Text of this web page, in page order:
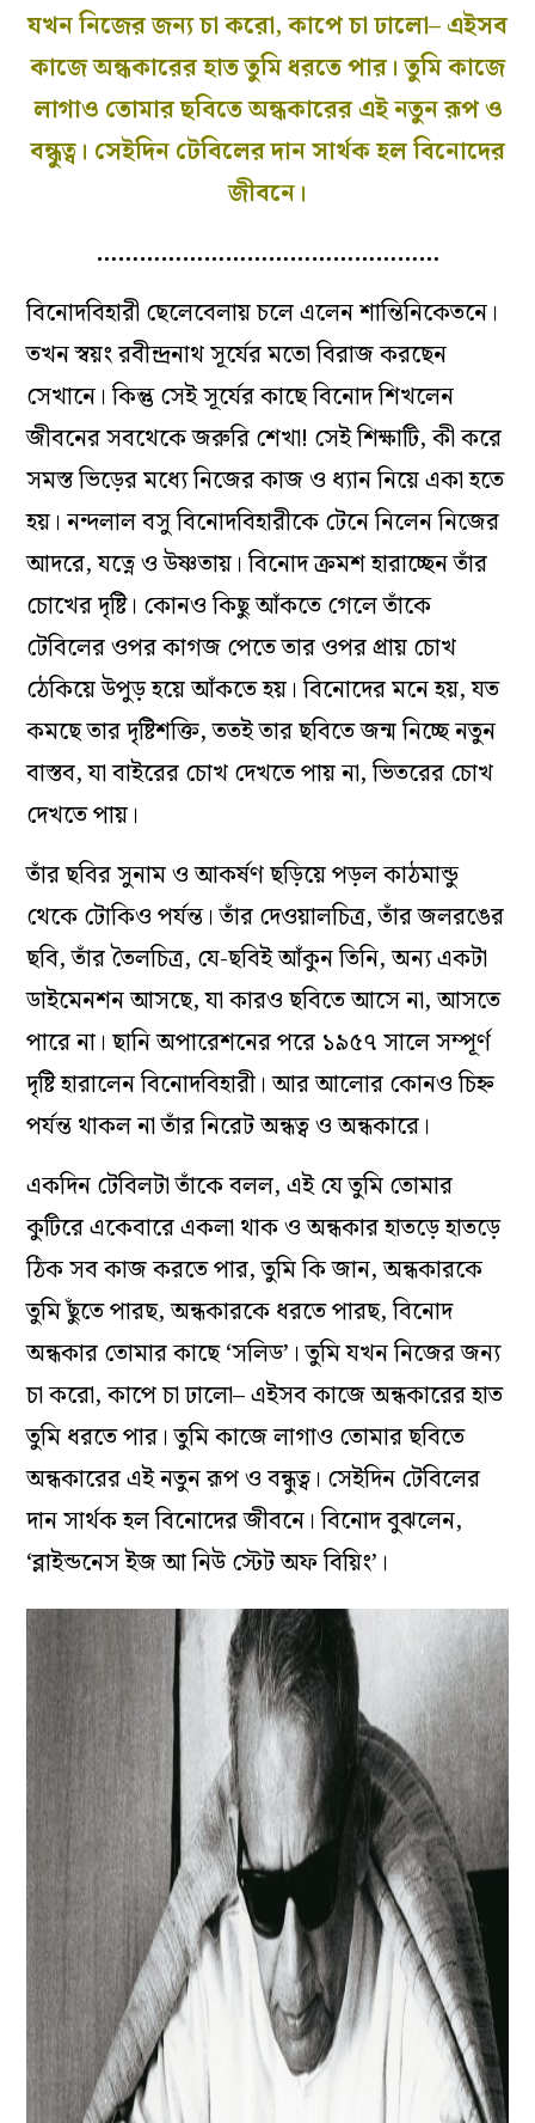
যখন নিজের জন‌্য চা করো, কাপে চা ঢালো– এইসব
কাজে অন্ধকারের হাত তুমি ধরতে পার। তুমি কাজে
লাগাও তোমার ছবিতে অন্ধকারের এই নতুন রূপ ও
বন্ধুত্ব। সেইদিন টেবিলের দান সার্থক হল বিনোদের
জীবনে।
…………………………………………
বিনোদবিহারী ছেলেবেলায় চলে এলেন শান্তিনিকেতনে।
তখন স্বয়ং রবীন্দ্রনাথ সূর্যের মতো বিরাজ করছেন
সেখানে। কিন্তু সেই সূর্যের কাছে বিনোদ শিখলেন
জীবনের সবথেকে জরুরি শেখা! সেই শিক্ষাটি, কী করে
সমস্ত ভিড়ের মধ‌্যে নিজের কাজ ও ধ‌্যান নিয়ে একা হতে
হয়। নন্দলাল বসু বিনোদবিহারীকে টেনে নিলেন নিজের
আদরে, যত্নে ও উষ্ণতায়। বিনোদ ক্রমশ হারাচ্ছেন তাঁর
চোখের দৃষ্টি। কোনও কিছু আঁকতে গেলে তাঁকে
টেবিলের ওপর কাগজ পেতে তার ওপর প্রায় চোখ
ঠেকিয়ে উপুড় হয়ে আঁকতে হয়। বিনোদের মনে হয়, যত
কমছে তার দৃষ্টিশক্তি, ততই তার ছবিতে জন্ম নিচ্ছে নতুন
বাস্তব, যা বাইরের চোখ দেখতে পায় না, ভিতরের চোখ
দেখতে পায়।
তাঁর ছবির সুনাম ও আকর্ষণ ছড়িয়ে পড়ল কাঠমান্ডু
থেকে টোকিও পর্যন্ত। তাঁর দেওয়ালচিত্র, তাঁর জলরঙের
ছবি, তাঁর তৈলচিত্র, যে-ছবিই আঁকুন তিনি, অন‌্য একটা
ডাইমেনশন আসছে, যা কারও ছবিতে আসে না, আসতে
পারে না। ছানি অপারেশনের পরে ১৯৫৭ সালে সম্পূর্ণ
দৃষ্টি হারালেন বিনোদবিহারী। আর আলোর কোনও চিহ্ন
পর্যন্ত থাকল না তাঁর নিরেট অন্ধত্ব ও অন্ধকারে।
একদিন টেবিলটা তাঁকে বলল, এই যে তুমি তোমার
কুটিরে একেবারে একলা থাক ও অন্ধকার হাতড়ে হাতড়ে
ঠিক সব কাজ করতে পার, তুমি কি জান, অন্ধকারকে
তুমি ছুঁতে পারছ, অন্ধকারকে ধরতে পারছ, বিনোদ
অন্ধকার তোমার কাছে ‘সলিড’। তুমি যখন নিজের জন‌্য
চা করো, কাপে চা ঢালো– এইসব কাজে অন্ধকারের হাত
তুমি ধরতে পার। তুমি কাজে লাগাও তোমার ছবিতে
অন্ধকারের এই নতুন রূপ ও বন্ধুত্ব। সেইদিন টেবিলের
দান সার্থক হল বিনোদের জীবনে। বিনোদ বুঝলেন,
‘ব্লাইন্ডনেস ইজ আ নিউ স্টেট অফ বিয়িং’।